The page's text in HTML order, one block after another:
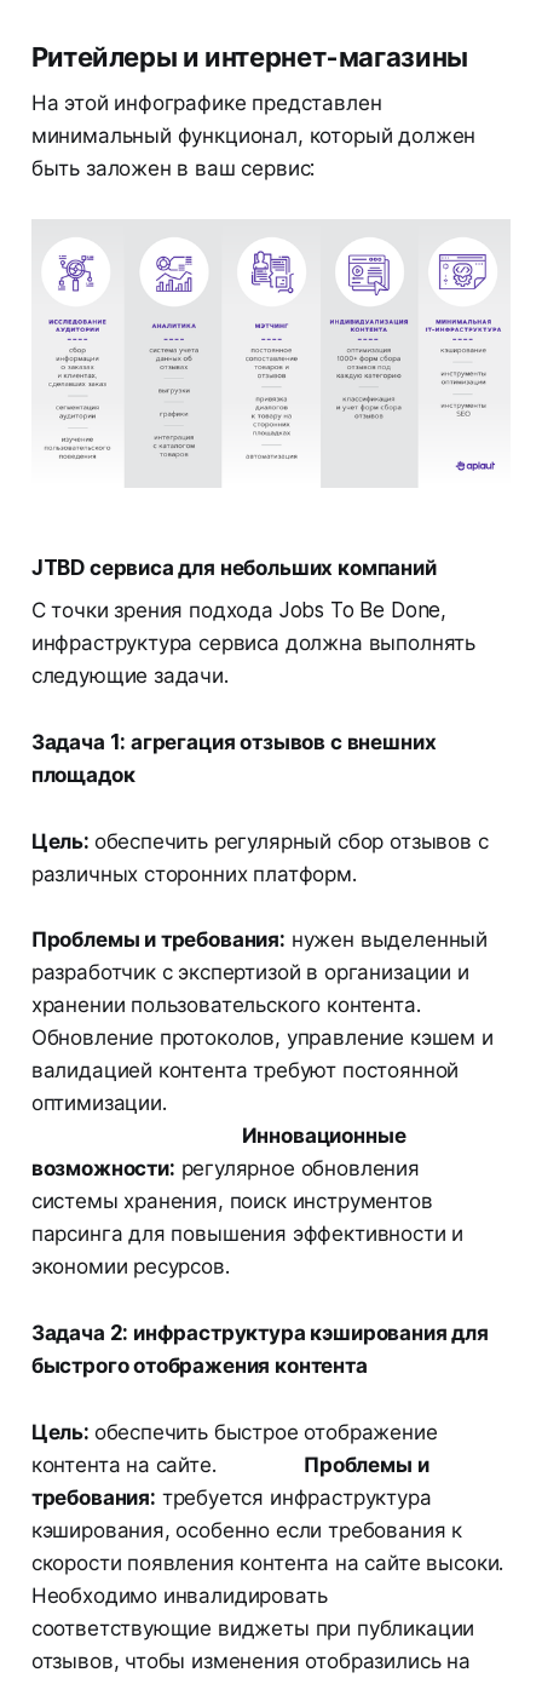
Ритейлеры и интернет-магазины
На этой инфографике представлен
минимальный функционал, который должен
быть заложен в ваш сервис:
JTBD сервиса для небольших компаний
С точки зрения подхода Jobs To Be Done,
инфраструктура сервиса должна выполнять
следующие задачи.
Задача 1: агрегация отзывов с внешних
площадок
Цель: обеспечить регулярный сбор отзывов с
различных сторонних платформ.
Проблемы и требования: нужен выделенный
разработчик с экспертизой в организации и
хранении пользовательского контента.
Обновление протоколов, управление кэшем и
валидацией контента требуют постоянной
оптимизации.
Инновационные
возможности: регулярное обновления
системы хранения, поиск инструментов
парсинга для повышения эффективности и
экономии ресурсов.
Задача 2: инфраструктура кэширования для
быстрого отображения контента
Цель: обеспечить быстрое отображение
контента на сайте. Проблемы и
требования: требуется инфраструктура
кэширования, особенно если требования к
скорости появления контента на сайте высоки.
Необходимо инвалидировать
соответствующие виджеты при публикации
отзывов, чтобы изменения отобразились на